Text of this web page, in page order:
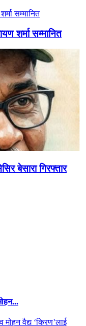
शर्मा सम्मानित
बेसारा गिरफ्तार